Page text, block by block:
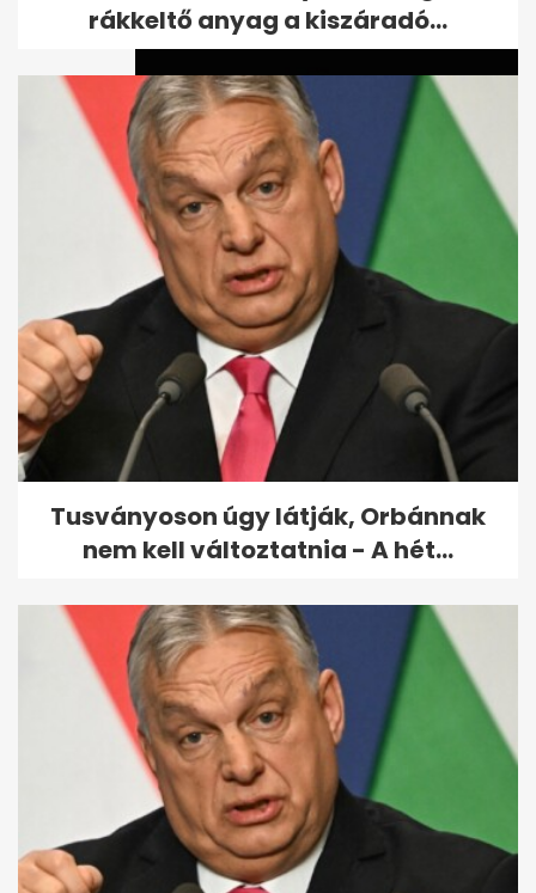
Köztársaságielnök-jelölt:
különös, amit észrevett
Török...
rákkeltő anyag a kiszáradó...
Tusványoson úgy látják, Orbánnak
nem kell változtatnia - A hét...